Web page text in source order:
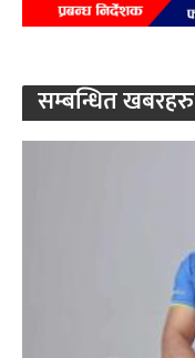
सम्बन्धित खबरहरु